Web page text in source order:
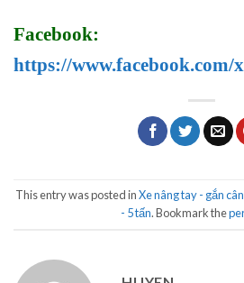
Facebook:
https://www.facebook.com/
This entry was posted inXe nâng tay - gắn
- 5 tấn. Bookmark the